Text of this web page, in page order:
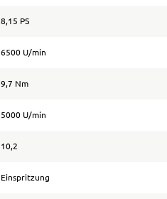
8,15 PS
6500 U/min
9,7 Nm
5000 U/min
10,2
Einspritzung